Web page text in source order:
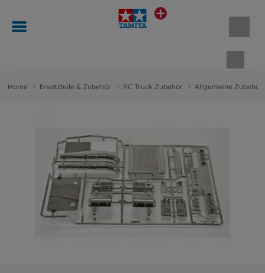
Home Ersatzteile & Zubehör RC Truck Zubehör Allgemeine